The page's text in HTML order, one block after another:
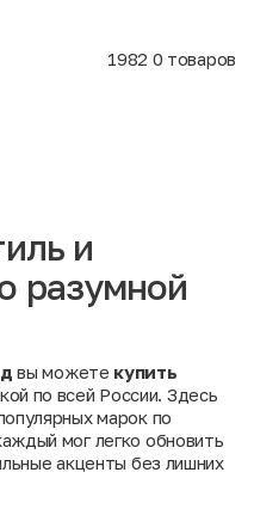
1982 0 товаров
и
разумной
вы можете купить
по всей России. Здесь
марок по
мог легко обновить
акценты без лишних